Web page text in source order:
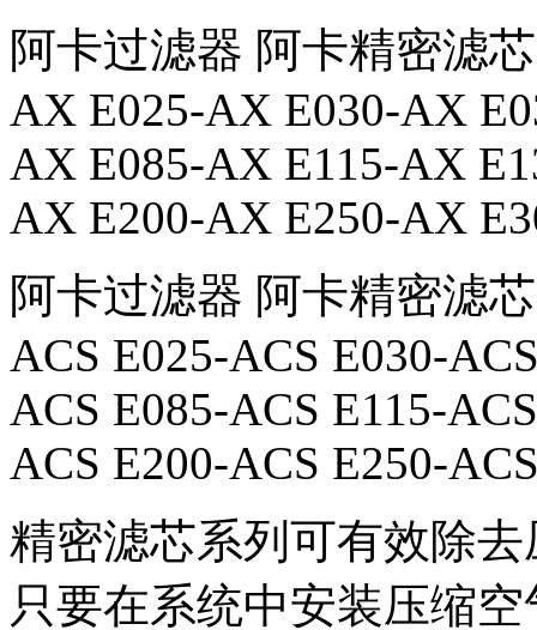
阿卡过滤器 阿卡精密滤
AX E025-AX E030-AX
AX E085-AX E115-AX
AX E200-AX E250-AX
阿卡过滤器 阿卡精密滤
ACS E025-ACS E030-
ACS E085-ACS E115-
ACS E200-ACS E250-
精密滤芯系列可有效除
只要在系统中安装压缩